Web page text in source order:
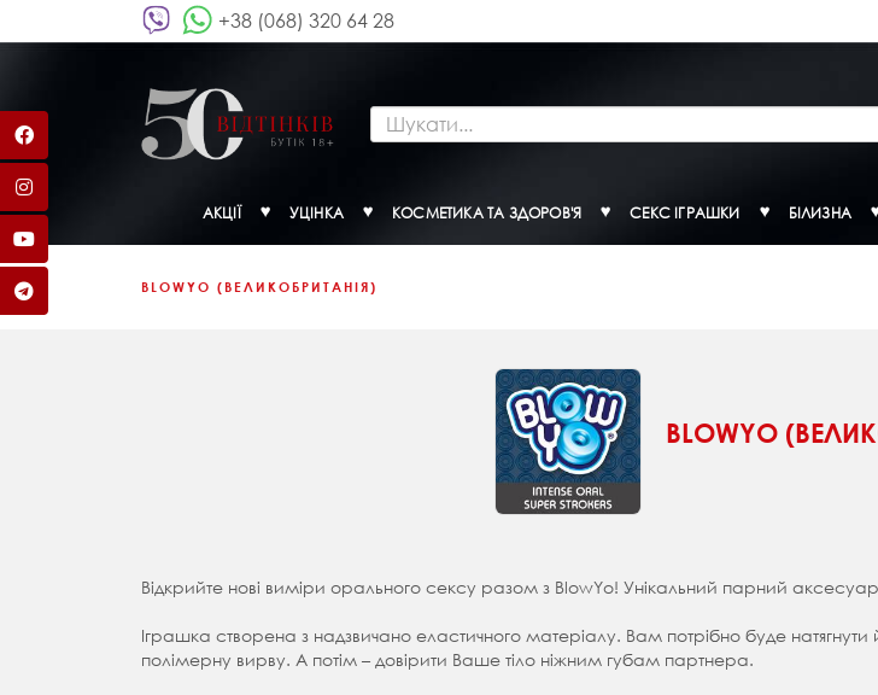
+38 (068) 320 64 28
АКЦІЇ УЦІНКА КОСМЕТИКА ТА ЗДОРОВ'Я СЕКС ІГРАШКИ БІЛИЗНА
BLOWYO (ВЕЛИКОБРИТАНІЯ)
BLOWYO
Відкрийте нові виміри орального сексу разом з BlowYo! Унікальний парний
Іграшка створена з надзвичано еластичного матеріалу. Вам потрібно буде
полімерну вирву. А потім – довірити Ваше тіло ніжним губам партнера.